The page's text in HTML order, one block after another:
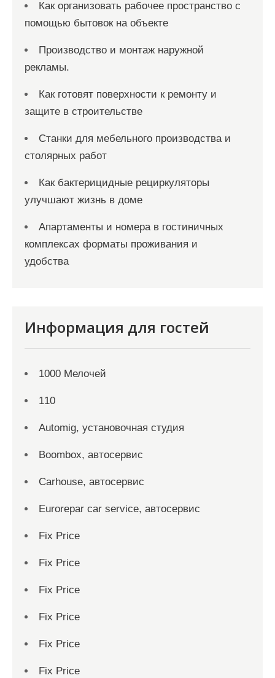
Как организовать рабочее пространство с
помощью бытовок на объекте
Производство и монтаж наружной
рекламы.
Как готовят поверхности к ремонту и
защите в строительстве
Станки для мебельного производства и
столярных работ
Как бактерицидные рециркуляторы
улучшают жизнь в доме
Апартаменты и номера в гостиничных
комплексах форматы проживания и
удобства
Информация для гостей
1000 Мелочей
110
Automig, установочная студия
Boombox, автосервис
Carhouse, автосервис
Eurorepar car service, автосервис
Fix Price
Fix Price
Fix Price
Fix Price
Fix Price
Fix Price